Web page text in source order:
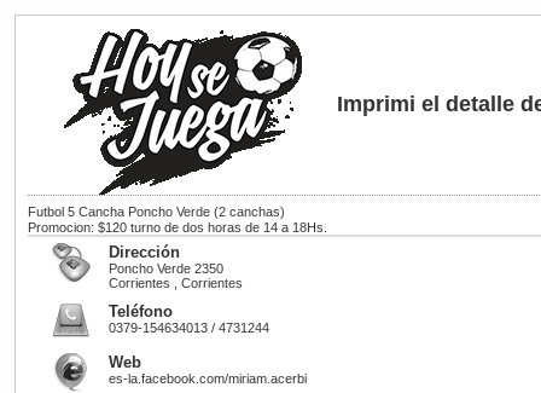
Imprimi el detalle
Futbol 5 Cancha Poncho Verde (2 canchas)
Promocion: $120 turno de dos horas de 14 a 18Hs.
Dirección
Poncho Verde 2350
Corrientes , Corrientes
Teléfono
0379-154634013 / 4731244
Web
es-la.facebook.com/miriam.acerbi